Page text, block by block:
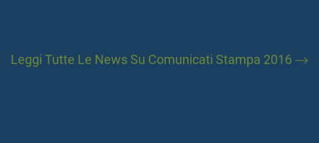
Leggi Tutte Le News Su Comunicati Stampa 2016